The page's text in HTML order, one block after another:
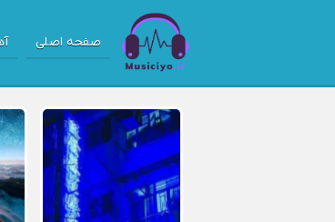
صفحه اصلی